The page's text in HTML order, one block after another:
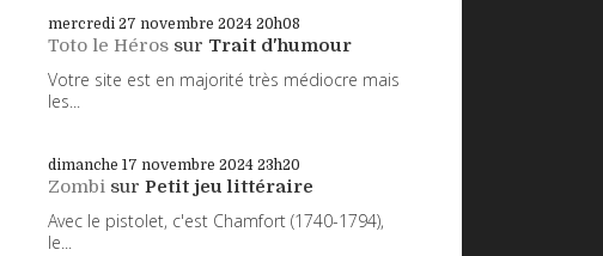
mercredi 27 novembre 2024 20h08
Toto le Héros sur Trait d'humour
Votre site est en majorité très médiocre mais
les...
dimanche 17 novembre 2024 23h20
Zombi sur Petit jeu littéraire
Avec le pistolet, c'est Chamfort (1740-1794),
le...